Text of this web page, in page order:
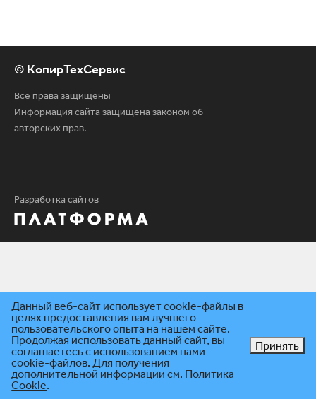
© КопирТехСервис
Все права защищены
Информация сайта защищена законом об
авторских прав.
Разработка сайтов
Данный веб-сайт использует cookie-файлы в
целях предоставления вам лучшего
пользовательского опыта на нашем сайте.
Продолжая использовать данный сайт, вы
соглашаетесь с использованием нами
cookie-файлов. Для получения
дополнительной информации см. Политика
Cookie.
Принять